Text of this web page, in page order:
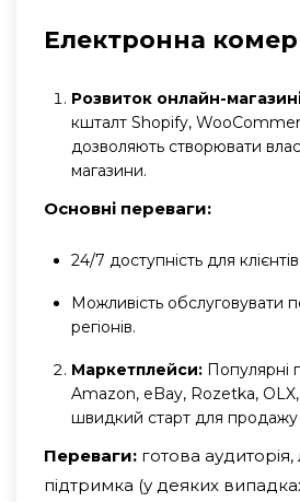
Електронна
Розвиток онлайн-
кшталт Shopify,
дозволяють створювати
магазини.
Основні переваги:
24/7 доступність для клієнтів.
Можливість обслуговувати
регіонів.
Маркетплейси: Популярні
Amazon, eBay, Rozetka,
швидкий старт для продажу
Переваги: готова аудиторія,
підтримка (у деяких